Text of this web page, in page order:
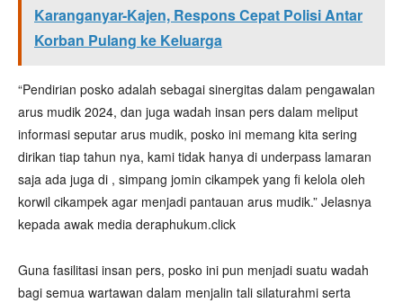
Karanganyar-Kajen, Respons Cepat Polisi Antar
Korban Pulang ke Keluarga
“Pendirian posko adalah sebagai sinergitas dalam pengawalan
arus mudik 2024, dan juga wadah insan pers dalam meliput
informasi seputar arus mudik, posko ini memang kita sering
dirikan tiap tahun nya, kami tidak hanya di underpass lamaran
saja ada juga di , simpang jomin cikampek yang fi kelola oleh
korwil cikampek agar menjadi pantauan arus mudik.” Jelasnya
kepada awak media deraphukum.click
Guna fasilitasi insan pers, posko ini pun menjadi suatu wadah
bagi semua wartawan dalam menjalin tali silaturahmi serta